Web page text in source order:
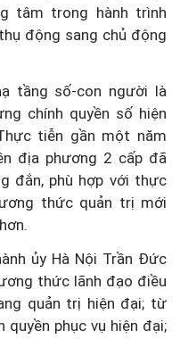
tâm trong hành trình
động sang chủ động
tầng số-con người là
chính quyền số hiện
tiễn gần một năm
địa phương 2 cấp đã
đắn, phù hợp với thực
thức quản trị mới
ủy Hà Nội Trần Đức
thức lãnh đạo điều
quản trị hiện đại; từ
quyền phục vụ hiện đại;